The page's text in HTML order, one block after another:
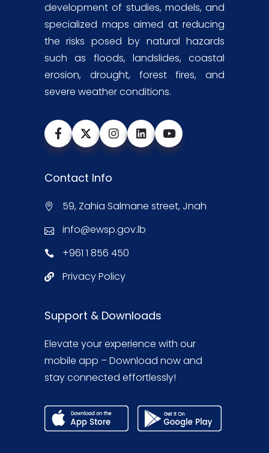
development of studies, models, and
specialized maps aimed at reducing
the risks posed by natural hazards
such as floods, landslides, coastal
erosion, drought, forest fires, and
severe weather conditions.
Contact Info
59, Zahia Salmane street, Jnah
info@ewsp.gov.lb
+961 1 856 450
Privacy Policy
Support & Downloads
Elevate your experience with our
mobile app – Download now and
stay connected effortlessly!